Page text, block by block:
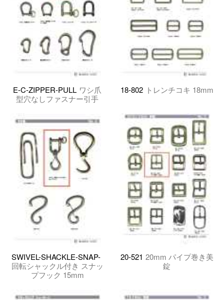
E-C-ZIPPER-PULL ワシ爪
型穴なしファスナー引手
18-802 トレンチコキ 18mm
SWIVEL-SHACKLE-SNAP-
回転シャックル付き スナッ
プフック 15mm
20-521 20mm パイプ巻き美
錠